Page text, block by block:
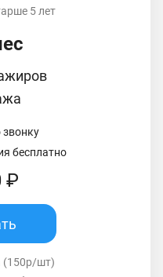
5 лет
звонку
бесплатно
₽
(150р/шт)